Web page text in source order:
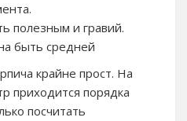
полезным и гравий.
быть средней
крайне прост. На
приходится порядка
посчитать